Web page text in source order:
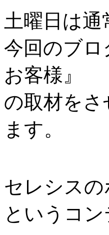
土曜日は
今回のブ
お客様』
の取材を
ます。
セレシス
というコン